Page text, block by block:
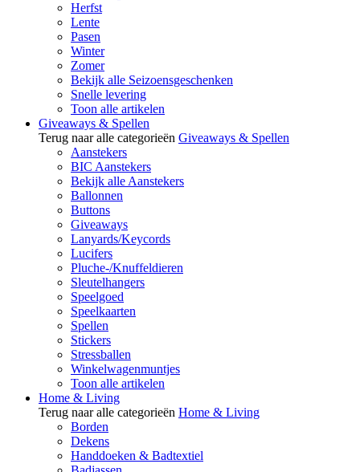
Herfst
Lente
Pasen
Winter
Zomer
Bekijk alle Seizoensgeschenken
Snelle levering
Toon alle artikelen
Giveaways & Spellen
Terug naar alle categorieën Giveaways & Spellen
Aanstekers
BIC Aanstekers
Bekijk alle Aanstekers
Ballonnen
Buttons
Giveaways
Lanyards/Keycords
Lucifers
Pluche-/Knuffeldieren
Sleutelhangers
Speelgoed
Speelkaarten
Spellen
Stickers
Stressballen
Winkelwagenmuntjes
Toon alle artikelen
Home & Living
Terug naar alle categorieën Home & Living
Borden
Dekens
Handdoeken & Badtextiel